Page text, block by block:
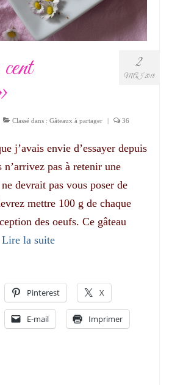
2
MAI 2018
Classé dans : Gâteaux à partager | 36
j’avais envie d’essayer depuis
pas à retenir une
devrait pas vous poser de
mettre 100 g de chaque
des oeufs. Ce gâteau
Lire la suite­­
Pinterest X
E-mail Imprimer